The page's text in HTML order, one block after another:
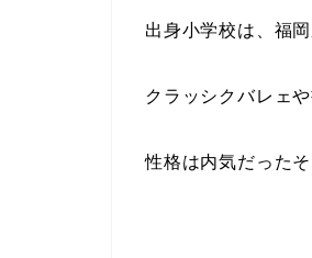
出身小学校は、福
クラッシクバレェ
性格は内気だったそ